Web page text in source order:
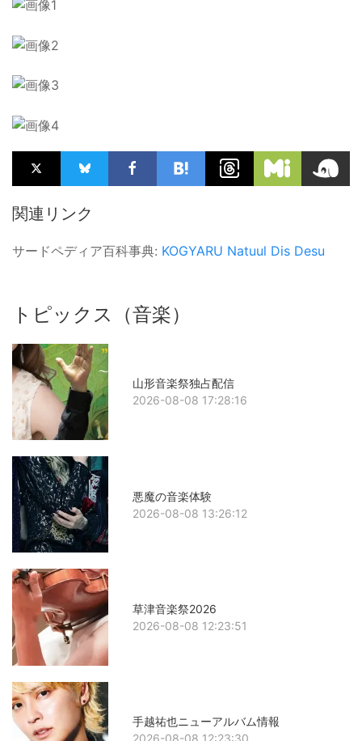
関連リンク
サードペディア百科事典: KOGYARU Natuul Dis Desu
トピックス（音楽）
山形音楽祭独占配信
2026-08-08 17:28:16
悪魔の音楽体験
2026-08-08 13:26:12
草津音楽祭2026
2026-08-08 12:23:51
手越祐也ニューアルバム情報